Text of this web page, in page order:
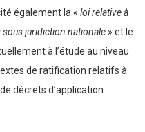
également la « loi relative à
juridiction nationale » et le
à l’étude au niveau
de ratification relatifs à
décrets d’application